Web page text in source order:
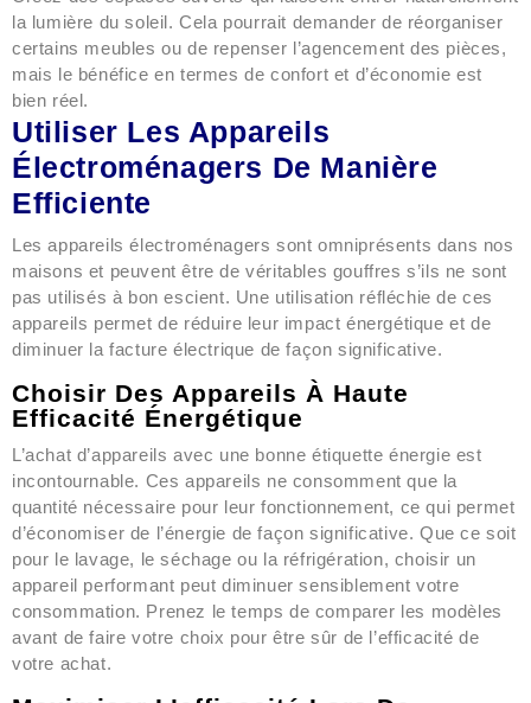
la lumière du soleil. Cela pourrait demander de réorganiser
certains meubles ou de repenser l’agencement des pièces,
mais le bénéfice en termes de confort et d’économie est
bien réel.
Utiliser Les Appareils
Électroménagers De Manière
Efficiente
Les appareils électroménagers sont omniprésents dans nos
maisons et peuvent être de véritables gouffres s’ils ne sont
pas utilisés à bon escient. Une utilisation réfléchie de ces
appareils permet de réduire leur impact énergétique et de
diminuer la facture électrique de façon significative.
Choisir Des Appareils À Haute
Efficacité Énergétique
L’achat d’appareils avec une bonne étiquette énergie est
incontournable. Ces appareils ne consomment que la
quantité nécessaire pour leur fonctionnement, ce qui permet
d’économiser de l’énergie de façon significative. Que ce soit
pour le lavage, le séchage ou la réfrigération, choisir un
appareil performant peut diminuer sensiblement votre
consommation. Prenez le temps de comparer les modèles
avant de faire votre choix pour être sûr de l’efficacité de
votre achat.